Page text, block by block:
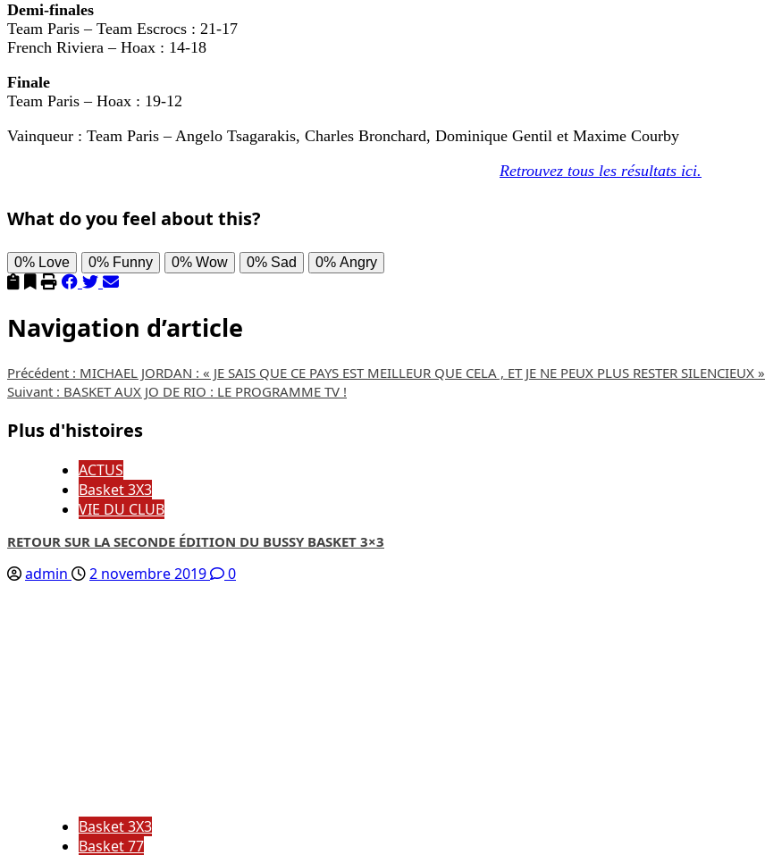
Demi-finales
Team Paris – Team Escrocs : 21-17
French Riviera – Hoax : 14-18
Finale
Team Paris – Hoax : 19-12
Vainqueur : Team Paris – Angelo Tsagarakis, Charles Bronchard, Dominique Gentil et Maxime Courby
Retrouvez tous les résultats ici.
What do you feel about this?
0% Love 0% Funny 0% Wow 0% Sad 0% Angry
Navigation d’article
Précédent : MICHAEL JORDAN : « JE SAIS QUE CE PAYS EST MEILLEUR QUE CELA , ET JE NE PEUX PLUS RESTER SILENCIEUX »
Suivant : BASKET AUX JO DE RIO : LE PROGRAMME TV !
Plus d'histoires
ACTUS
Basket 3X3
VIE DU CLUB
RETOUR SUR LA SECONDE ÉDITION DU BUSSY BASKET 3×3
admin 2 novembre 2019 0
Basket 3X3
Basket 77